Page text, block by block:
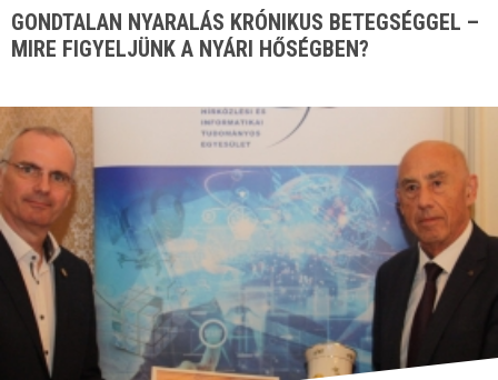
GONDTALAN NYARALÁS KRÓNIKUS BETEGSÉGGEL –
MIRE FIGYELJÜNK A NYÁRI HŐSÉGBEN?